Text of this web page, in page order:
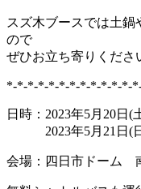
スズ木ブースでは土
ので
ぜひお立ち寄りくださ
*-*-*-*-*-*-*-*-*-*-*-*-
日時：2023年5月20日(
2023年5月21日(日
会場：四日市ドーム